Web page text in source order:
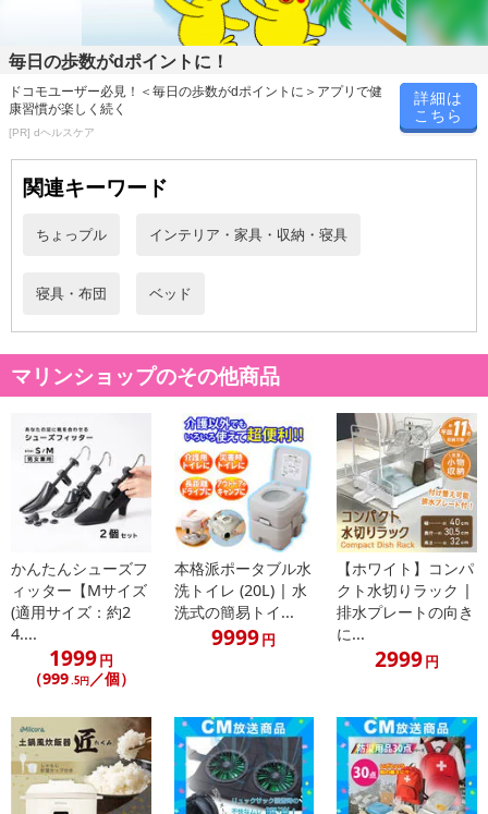
毎日の歩数がdポイントに！
ドコモユーザー必見！＜毎日の歩数がdポイントに＞アプリで健
康習慣が楽しく続く
[PR] dヘルスケア
詳細は
こちら
関連キーワード
ちょっプル インテリア・家具・収納・寝具
寝具・布団 ベッド
マリンショップのその他商品
かんたんシューズフ
ィッター【Mサイズ
(適用サイズ：約2
4....
1999円
（999.5円／個）
本格派ポータブル水
洗トイレ (20L) | 水
洗式の簡易トイ...
9999円
【ホワイト】コンパ
クト水切りラック |
排水プレートの向き
に...
2999円